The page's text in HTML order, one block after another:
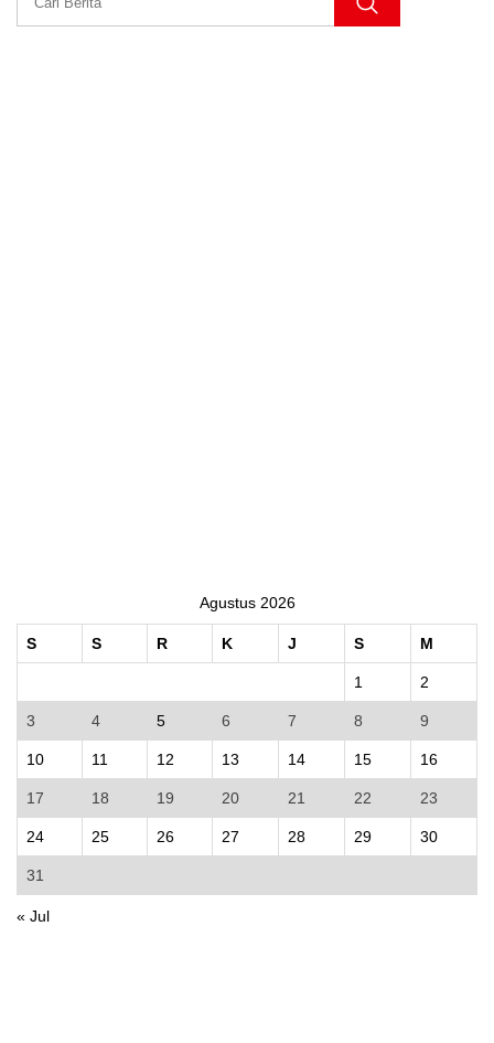
Agustus 2026
S S R K J S M
1 2
3 4 5 6 7 8 9
10 11 12 13 14 15 16
17 18 19 20 21 22 23
24 25 26 27 28 29 30
31
« Jul